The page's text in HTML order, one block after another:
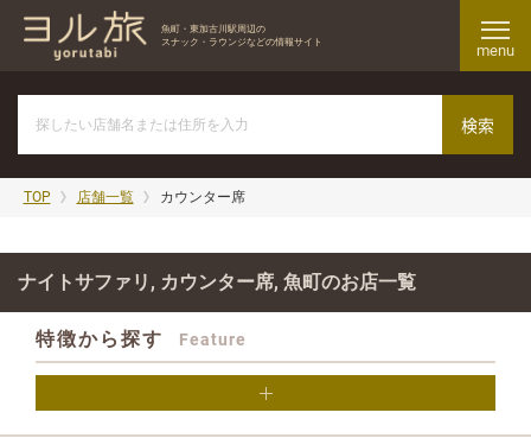
魚町・東加古川駅周辺の
スナック・ラウンジなどの情報サイト
menu
TOP 店舗一覧 カウンター席
ナイトサファリ, カウンター席, 魚町のお店一覧
特徴から探す Feature